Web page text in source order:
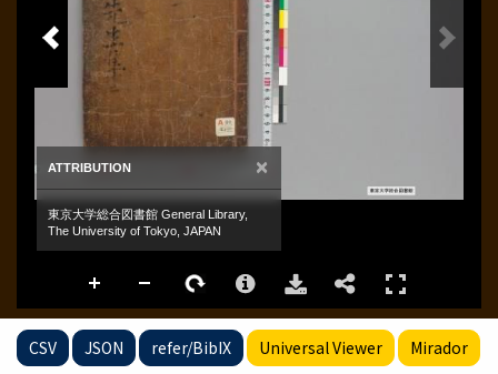
CSV JSON refer/BibIX Universal Viewer Mirador